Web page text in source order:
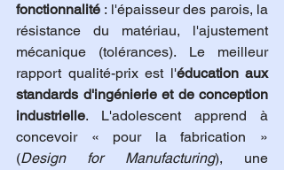
fonctionnalité : l'épaisseur des parois, la
résistance du matériau, l'ajustement
mécanique (tolérances). Le meilleur
rapport qualité-prix est l'éducation aux
standards d'ingénierie et de conception
industrielle. L'adolescent apprend à
concevoir « pour la fabrication »
(Design for Manufacturing), une